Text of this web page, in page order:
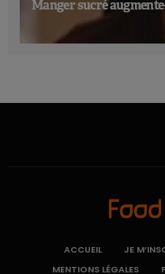
Manger sucré
ACCUEIL JE
MENTIONS LÉGALES